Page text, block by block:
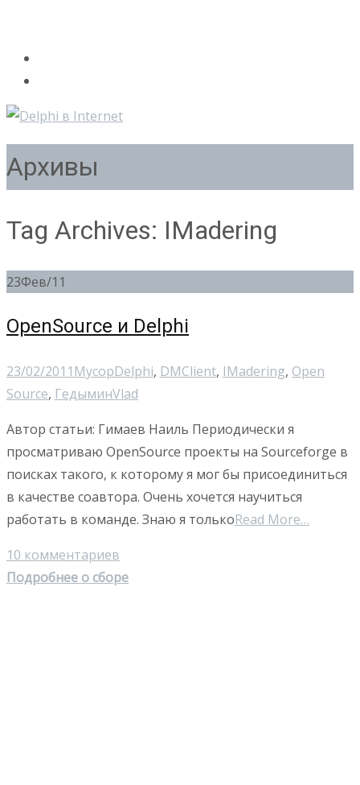
Архивы
Tag Archives: IMadering
23Фев/11
OpenSource и Delphi
23/02/2011 МусорDelphi, DMClient, IMadering, Open
Source, ГедыминVlad
Автор статьи: Гимаев Наиль Периодически я
просматриваю OpenSource проекты на Sourceforge в
поисках такого, к которому я мог бы присоединиться
в качестве соавтора. Очень хочется научиться
работать в команде. Знаю я толькоRead More…
10 комментариев
Подробнее о сборе